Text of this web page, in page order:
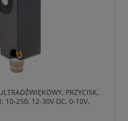
PRZYCISK,
10-250, 12-30V DC, 0-10V,